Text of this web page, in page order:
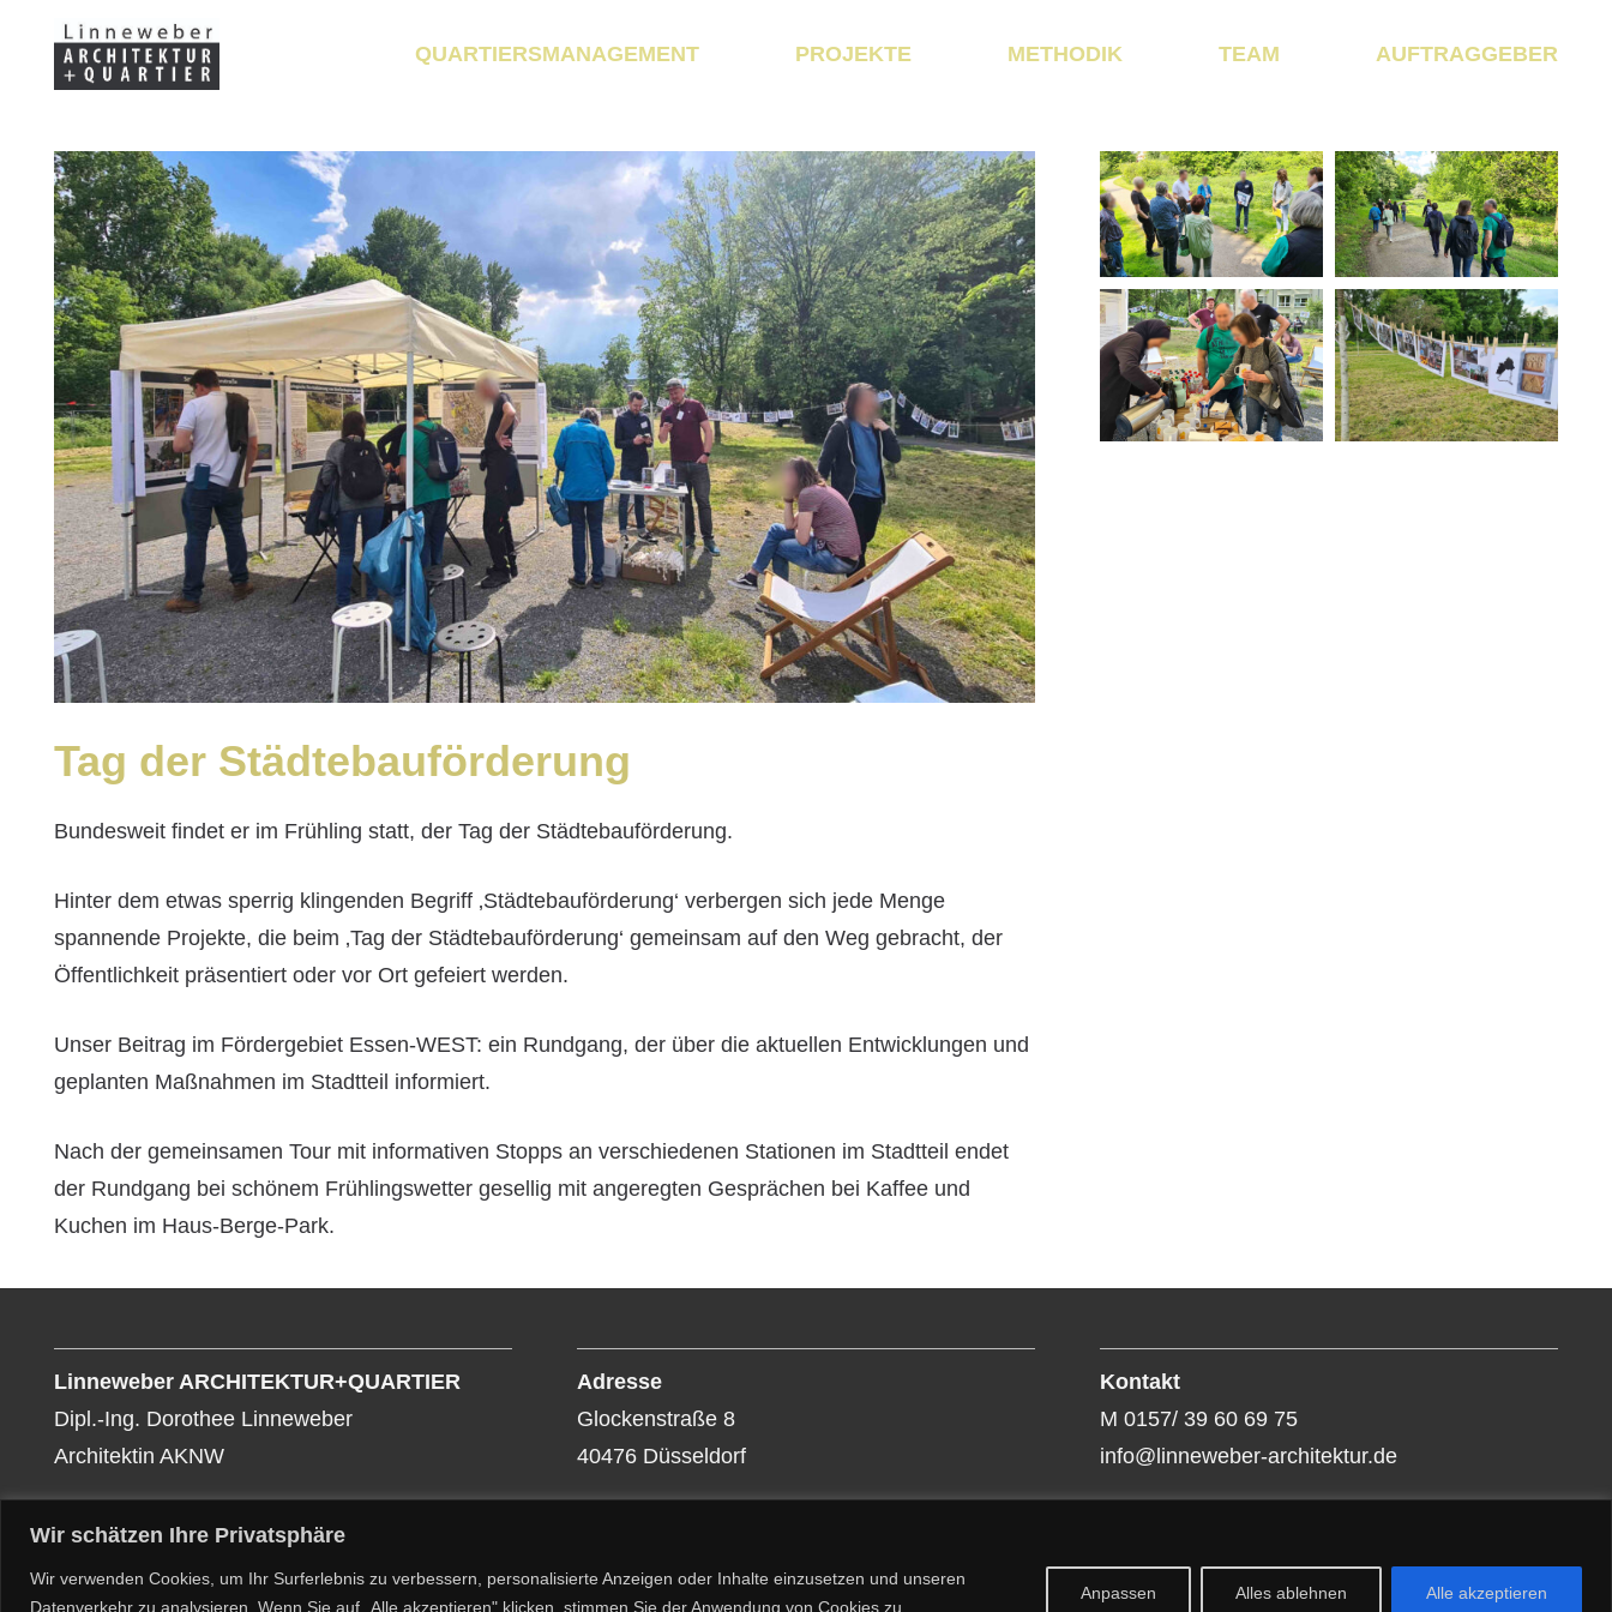
Wir schätzen Ihre Privatsphäre
Wir verwenden Cookies, um Ihr Surferlebnis zu verbessern, personalisierte Anzeigen oder Inhalte einzusetzen und unseren
Datenverkehr zu analysieren. Wenn Sie auf „Alle akzeptieren" klicken, stimmen Sie der Anwendung von Cookies zu.
Anpassen Alles ablehnen Alle akzeptieren
QUARTIERSMANAGEMENT PROJEKTE METHODIK TEAM AUFTRAGGEBER
Tag der Städtebauförderung
Bundesweit findet er im Frühling statt, der Tag der Städtebauförderung.
Hinter dem etwas sperrig klingenden Begriff ‚Städtebauförderung‘ verbergen sich jede Menge
spannende Projekte, die beim ‚Tag der Städtebauförderung‘ gemeinsam auf den Weg gebracht, der
Öffentlichkeit präsentiert oder vor Ort gefeiert werden.
Unser Beitrag im Fördergebiet Essen-WEST: ein Rundgang, der über die aktuellen Entwicklungen und
geplanten Maßnahmen im Stadtteil informiert.
Nach der gemeinsamen Tour mit informativen Stopps an verschiedenen Stationen im Stadtteil endet
der Rundgang bei schönem Frühlingswetter gesellig mit angeregten Gesprächen bei Kaffee und
Kuchen im Haus-Berge-Park.
Linneweber ARCHITEKTUR+QUARTIER
Dipl.-Ing. Dorothee Linneweber
Architektin AKNW
Adresse
Glockenstraße 8
40476 Düsseldorf
Kontakt
M 0157/ 39 60 69 75
info@linneweber-architektur.de
Copyright 2024, by Dorothee Linneweber